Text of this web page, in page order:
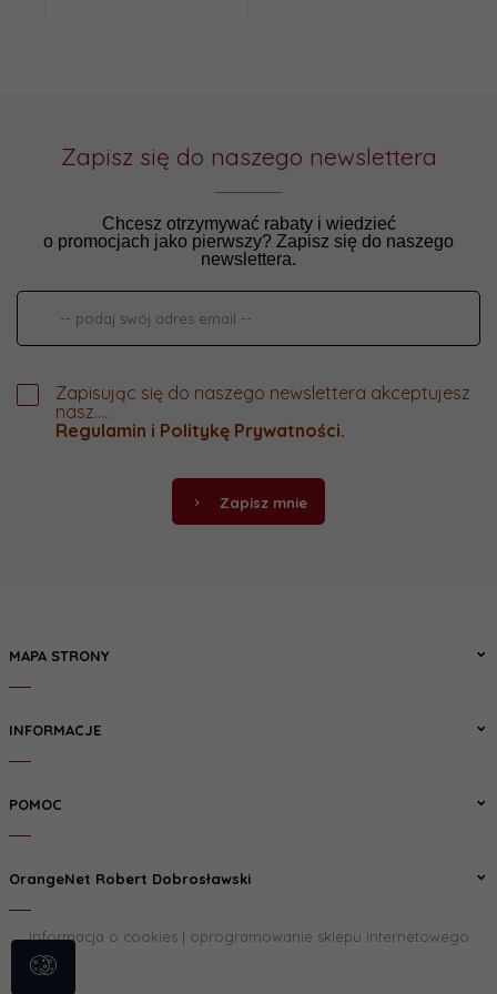
Zapisz się do naszego newslettera
Chcesz otrzymywać rabaty i wiedzieć
o promocjach jako pierwszy? Zapisz się do naszego
newslettera.
Zapisując się do naszego newslettera akceptujesz
nasz.....
Regulamin i Politykę Prywatności.
Zapisz mnie
MAPA STRONY
INFORMACJE
POMOC
OrangeNet Robert Dobrosławski
Informacja o cookies| oprogramowanie sklepu internetowego